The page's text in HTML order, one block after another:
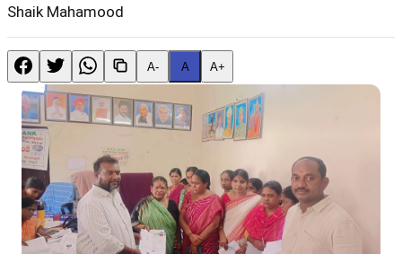
Shaik Mahamood
A- A A+